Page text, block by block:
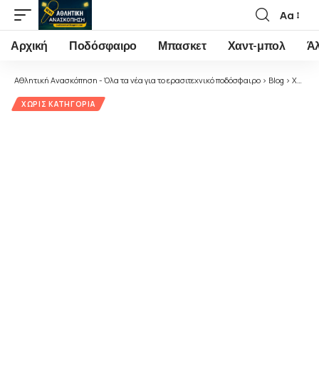
Font
Resizer
Αα
Αρχική Ποδόσφαιρο Μπασκετ Χαντ-μπολ
Αθλητική Ανασκόπηση - Όλα τα νέα για το ερασιτεχνικό ποδόσφαιρο > Blog > Χωρίς κατηγορία
ΧΩΡΊΣ ΚΑΤΗΓΟΡΊΑ